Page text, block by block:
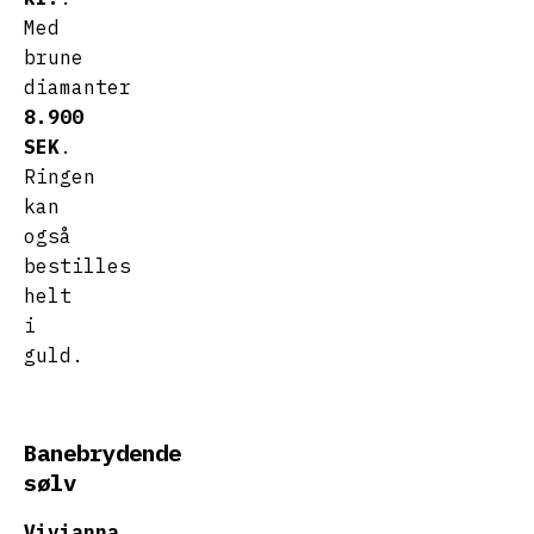
Med
brune
diamanter
8.900
SEK .
Ringen
kan
også
bestilles
helt
i
guld.
Banebrydende
sølv